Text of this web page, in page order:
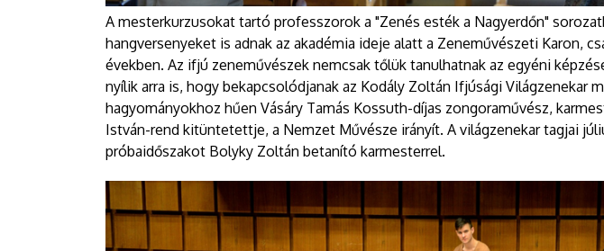
A mesterkurzusokat tartó professzorok a "Zenés esték a Nagyerdőn"
hangversenyeket is adnak az akadémia ideje alatt a Zeneművészeti Karon,
években. Az ifjú zeneművészek nemcsak tőlük tanulhatnak az egyéni
nyílik arra is, hogy bekapcsolódjanak az Kodály Zoltán Ifjúsági Világzenekar
hagyományokhoz hűen Vásáry Tamás Kossuth-díjas zongoraművész,
István-rend kitüntetettje, a Nemzet Művésze irányít. A világzenekar tagjai
próbaidőszakot Bolyky Zoltán betanító karmesterrel.